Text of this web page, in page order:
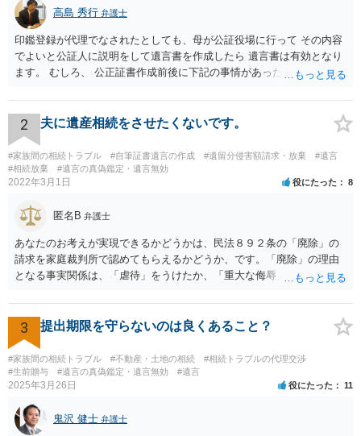
高島 秀行 弁護士
印鑑登録が代理でなされたとしても、母が公証役場に行って その内容
でよいと公証人に説明をして遺言書を作成したら 遺言書は有効となり
ます。 むしろ、 公正証書作成前後に下記の事情があったことが証明で
月に携帯が新しくなった母からの第一声は「ここにいたら殺される」
「面会に来てくれ」で、長男に聞くと「面会は出来ない。俺は携帯電
話の使い方を教える為に会っている」「母の話は聞かなくて良い」と
電話が切れました。その後の電話でも「食事に毒が入っている」「体
にチップが埋められている」等、おかしかったです。 当時の診療記
録、介護認定の資料、介護記録を取得して 弁護士に面談で相談された
2 夫に遺産相続をさせたくないです。
#家族間の相続トラブル #自筆証書遺言の作成 #遺留分侵害額請求・放棄
#遺言
#相続放棄
#遺言の真偽鑑定・遺言無効
2022年3月1日 役にたった 8
匿名B 弁護士
あなたのお考えが実現できるかどうかは、民法８９２条の「廃除」の
請求を家庭裁判所で認めてもらえるかどうか、です。「廃除」の理由
となる事実関係は、「虐待」をうけたか、「重大な侮辱」を受けた
「廃除」は遺言でも可能です（民法８９３条）。 弁護士に具体的な事
情を話して相談して、「廃除」が可能か、実際に法律相談を受けるこ
とをお勧めします。
3 提出期限を守らないのは良くあること？
#家族間の相続トラブル #不動産・土地の相続
#相続トラブルの代理交渉
#生前贈与
#遺言の真偽鑑定・遺言無効 #遺言
2025年3月26日 役にたった 11
鬼沢 健士 弁護士